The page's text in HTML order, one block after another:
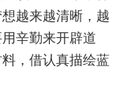
越来越清晰，越
辛勤来开辟道
，借认真描绘蓝